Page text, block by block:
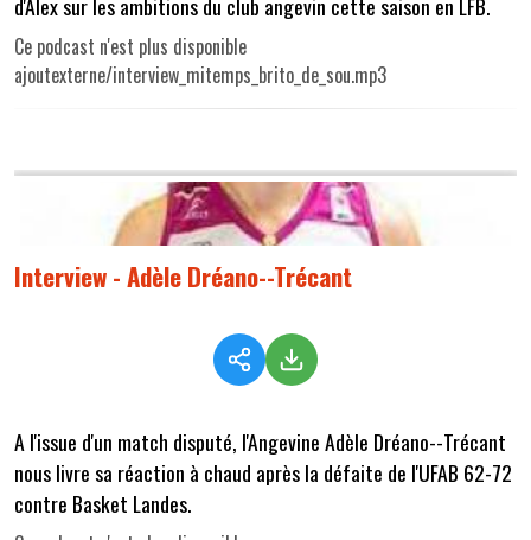
d'Alex sur les ambitions du club angevin cette saison en LFB.
Ce podcast n'est plus disponible
ajoutexterne/interview_mitemps_brito_de_sou.mp3
Interview - Adèle Dréano--Trécant
A l'issue d'un match disputé, l'Angevine Adèle Dréano--Trécant
nous livre sa réaction à chaud après la défaite de l'UFAB 62-72
contre Basket Landes.